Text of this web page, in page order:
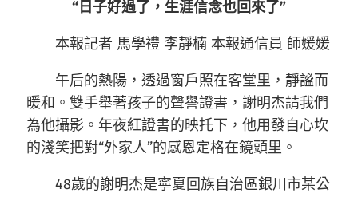
“日子好過了，生涯信念也回來了”
本報記者 馬學禮 李靜楠 本報通信員 師媛媛
午后的熱陽，透過窗戶照在客堂里，靜謐而
暖和。雙手舉著孩子的聲譽證書，謝明杰請我們
為他攝影。年夜紅證書的映托下，他用發自心坎
的淺笑把對“外家人”的感恩定格在鏡頭里。
48歲的謝明杰是寧夏回族自治區銀川市某公